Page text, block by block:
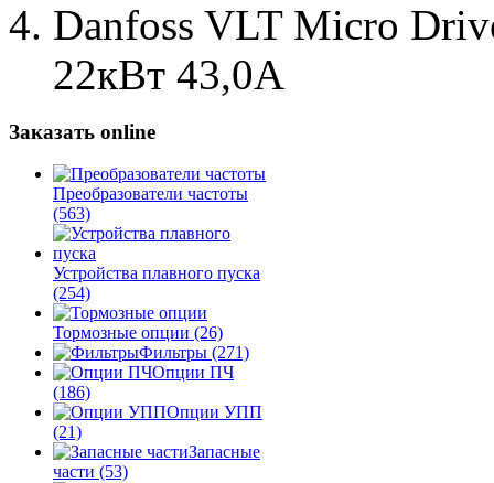
Danfoss VLT Micro
22кВт 43,0А
Заказать online
Преобразователи частоты
(563)
Устройства плавного пуска
(254)
Тормозные опции (26)
Фильтры (271)
Опции ПЧ
(186)
Опции УПП
(21)
Запасные
части (53)